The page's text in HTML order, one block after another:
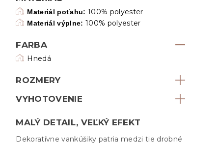
Materiál poťahu: 100% polyester
Materiál výplne: 100% polyester
FARBA
Hnedá
ROZMERY
VYHOTOVENIE
MALÝ DETAIL, VEĽKÝ EFEKT
Dekoratívne vankúšiky patria medzi tie drobné